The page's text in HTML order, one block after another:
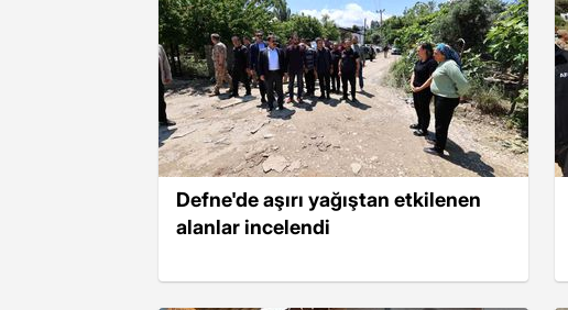
Defne'de aşırı yağıştan etkilenen
alanlar incelendi